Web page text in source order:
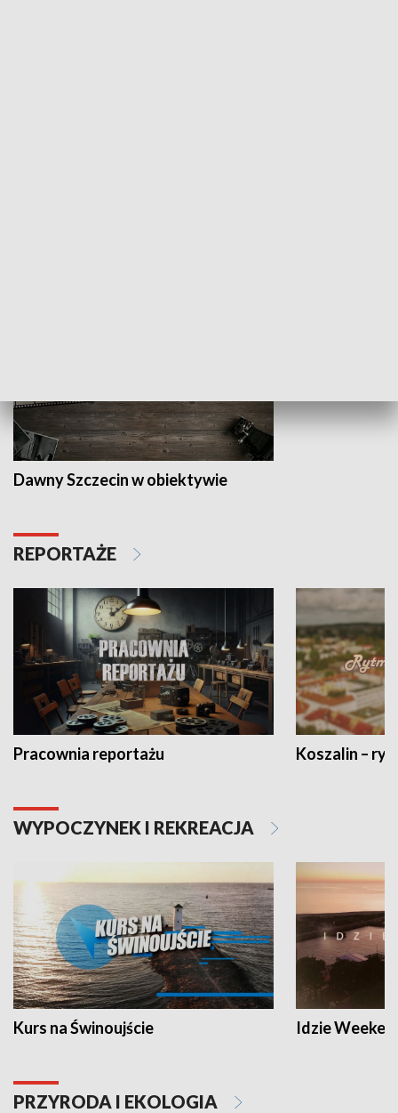
Dawny Szczecin w obiektywie
REPORTAŻE
Pracownia reportażu Koszalin –
WYPOCZYNEK I REKREACJA
Kurs na Świnoujście Idzie
PRZYRODA I EKOLOGIA